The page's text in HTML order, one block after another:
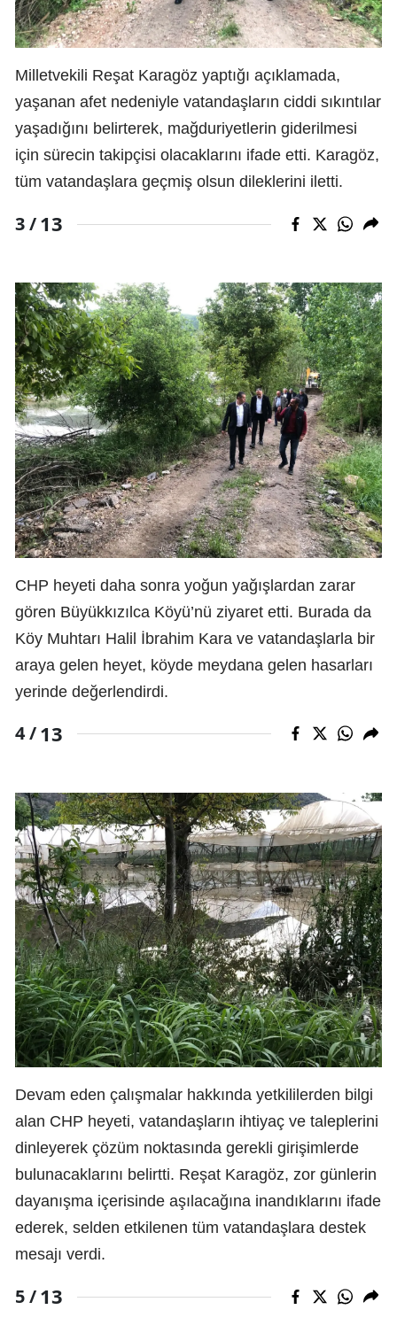
Milletvekili Reşat Karagöz yaptığı açıklamada,
yaşanan afet nedeniyle vatandaşların ciddi sıkıntılar
yaşadığını belirterek, mağduriyetlerin giderilmesi
için sürecin takipçisi olacaklarını ifade etti. Karagöz,
tüm vatandaşlara geçmiş olsun dileklerini iletti.
3 /13
CHP heyeti daha sonra yoğun yağışlardan zarar
gören Büyükkızılca Köyü’nü ziyaret etti. Burada da
Köy Muhtarı Halil İbrahim Kara ve vatandaşlarla bir
araya gelen heyet, köyde meydana gelen hasarları
yerinde değerlendirdi.
4 /13
Devam eden çalışmalar hakkında yetkililerden bilgi
alan CHP heyeti, vatandaşların ihtiyaç ve taleplerini
dinleyerek çözüm noktasında gerekli girişimlerde
bulunacaklarını belirtti. Reşat Karagöz, zor günlerin
dayanışma içerisinde aşılacağına inandıklarını ifade
ederek, selden etkilenen tüm vatandaşlara destek
mesajı verdi.
5 /13